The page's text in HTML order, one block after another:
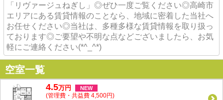
「リヴァージュねぎし」◎ぜひ一度ご覧ください◎高崎市
エリアにある賃貸情報のことなら、地域に密着した当社へ
お任せください◎当社は、多種多様な賃貸情報を取り扱っ
ております◎ご要望や不明な点などございましたら、お気
軽にご連絡ください(*^_^*)
空室一覧
4.5万円 NEW
(管理費・共益費 4,500円)